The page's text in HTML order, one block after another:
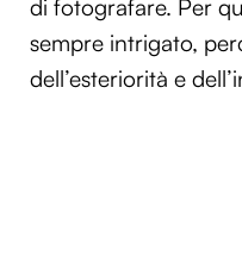
di fotografare. Per
sempre intrigato,
dell’esteriorità e